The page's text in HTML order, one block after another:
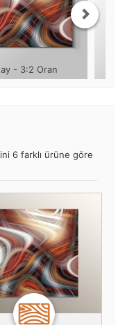
- 3:2 Oran
6 farklı ürüne göre